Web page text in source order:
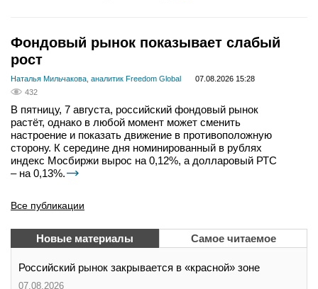
Фондовый рынок показывает слабый
рост
Наталья Мильчакова, аналитик Freedom Global
07.08.2026 15:28
432
В пятницу, 7 августа, российский фондовый рынок
растёт, однако в любой момент может сменить
настроение и показать движение в противоположную
сторону. К середине дня номинированный в рублях
индекс Мосбиржи вырос на 0,12%, а долларовый РТС
– на 0,13%.
Все публикации
Новые материалы Самое читаемое
Российский рынок закрывается в «красной» зоне
07.08.2026